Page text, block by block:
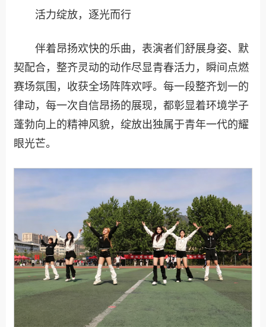
活力绽放，逐光而行
伴着昂扬欢快的乐曲，表演者们舒展身姿、默
契配合，整齐灵动的动作尽显青春活力，瞬间点燃
赛场氛围，收获全场阵阵欢呼。每一段整齐划一的
律动，每一次自信昂扬的展现，都彰显着环境学子
蓬勃向上的精神风貌，绽放出独属于青年一代的耀
眼光芒。